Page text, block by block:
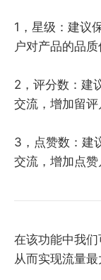
1，星级：建议
户对产品的品
2，评分数：建
交流，增加留评
3，点赞数：建
交流，增加点赞
在该功能中我们
从而实现流量最